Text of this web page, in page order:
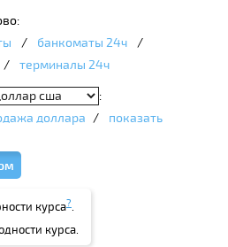
/ банкоматы 24ч
/
/ терминалы 24ч
:
доллара /
показать
курса?.
курса.